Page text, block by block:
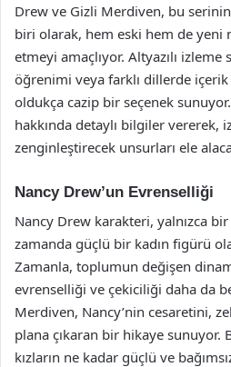
Drew ve Gizli Merdiven, bu
biri olarak, hem eski hem de yeni
etmeyi amaçlıyor. Altyazılı
öğrenimi veya farklı dillerde
oldukça cazip bir seçenek
hakkında detaylı bilgiler vererek,
zenginleştirecek unsurları ele
Nancy Drew’un Evrenselliği
Nancy Drew karakteri, yalnızca
zamanda güçlü bir kadın figürü
Zamanla, toplumun değişen
evrenselliği ve çekiciliği daha da
Merdiven, Nancy’nin cesaretini,
plana çıkaran bir hikaye
kızların ne kadar güçlü ve